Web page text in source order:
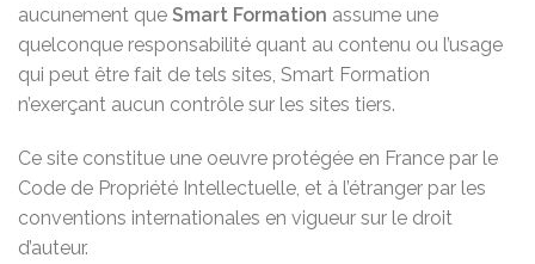
aucunement que Smart Formation assume une
quelconque responsabilité quant au contenu ou l’usage
qui peut être fait de tels sites, Smart Formation
n’exerçant aucun contrôle sur les sites tiers.
Ce site constitue une oeuvre protégée en France par le
Code de Propriété Intellectuelle, et à l’étranger par les
conventions internationales en vigueur sur le droit
d’auteur.